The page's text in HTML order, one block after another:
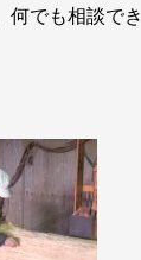
何でも相談でき